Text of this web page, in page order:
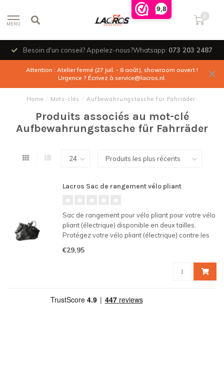
9,8
MENU
0
Besoin d'un conseil? Appelez-nous?Whatsapp: 073 203 2487
Attention : Atelier fermé (27 juil. - 8 août), showroom ouvert !
Urgence ? Écrivez à service@lacros.nl.
Home / Mots-clés / Aufbewahrungstasche für Fahrräder
Produits associés au mot-clé
Aufbewahrungstasche für Fahrräder
Lacros Sac de rangement vélo pliant
Sac de rangement pour vélo pliant pour votre vélo
pliant (électrique) disponible en deux tailles.
Protégez votre vélo pliant (électrique) contre les
rangeant dans le sac de rangement/transport
€29,95